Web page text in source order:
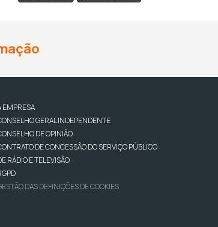
EMPRESA
GERAL INDEPENDENTE
DE OPINIÃO
DE CONCESSÃO DO SERVIÇO PÚBLICO
RÁDIO E TELEVISÃO
DAS DEFINIÇÕES DE COOKIES